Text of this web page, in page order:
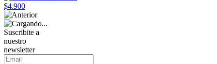
$4.900
Suscribite a
nuestro
newsletter